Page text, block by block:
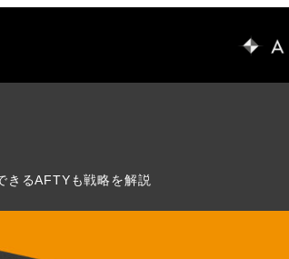
きるAFTYも戦略を解説